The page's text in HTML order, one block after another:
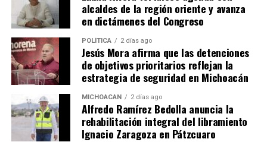
los pobres”, llamando a sus adversarios “los de arriba”,
“mafia del poder”, “pirruris” y mandando “al diablo a las
Sin embargo, Chávez (como AMLO en parte aquí) tuvo
cierta razón porque la “oligarquía” venezolana
constituyó durante decenios una sarta de políticos y
empresarios corruptos que compraban el papel
sanitario en Miami, mientras había multitudes
empobrecidas.
alcaldes de la región oriente y avanza
en dictámenes del Congreso
POLÍTICA 2 días ago
Jesús Mora afirma que las detenciones
de objetivos prioritarios reflejan la
estrategia de seguridad en Michoacán
MICHOACÁN 2 días ago
Alfredo Ramírez Bedolla anuncia la
rehabilitación integral del libramiento
Ignacio Zaragoza en Pátzcuaro